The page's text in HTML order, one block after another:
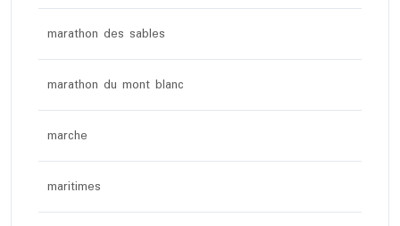
marathon des sables
marathon du mont blanc
marche
maritimes